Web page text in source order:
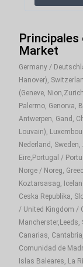
Principales
Market
Germany /
Hanover),
(Geneve,
Palermo, Genorva,
Antwerpen, Gand,
Louvain),
Nederland,
Eire,Portugal /
Norge / Noreg,
Koztarsasag,
Ceska Republika,
/ United Kingdom /
Canarias,
Comunidad de
Islas Baleares, La